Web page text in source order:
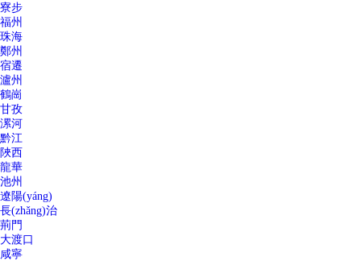
寮步
福州
珠海
鄭州
宿遷
瀘州
鶴崗
甘孜
漯河
黔江
陜西
龍華
池州
遼陽(yáng)
長(zhǎng)治
荊門
大渡口
咸寧